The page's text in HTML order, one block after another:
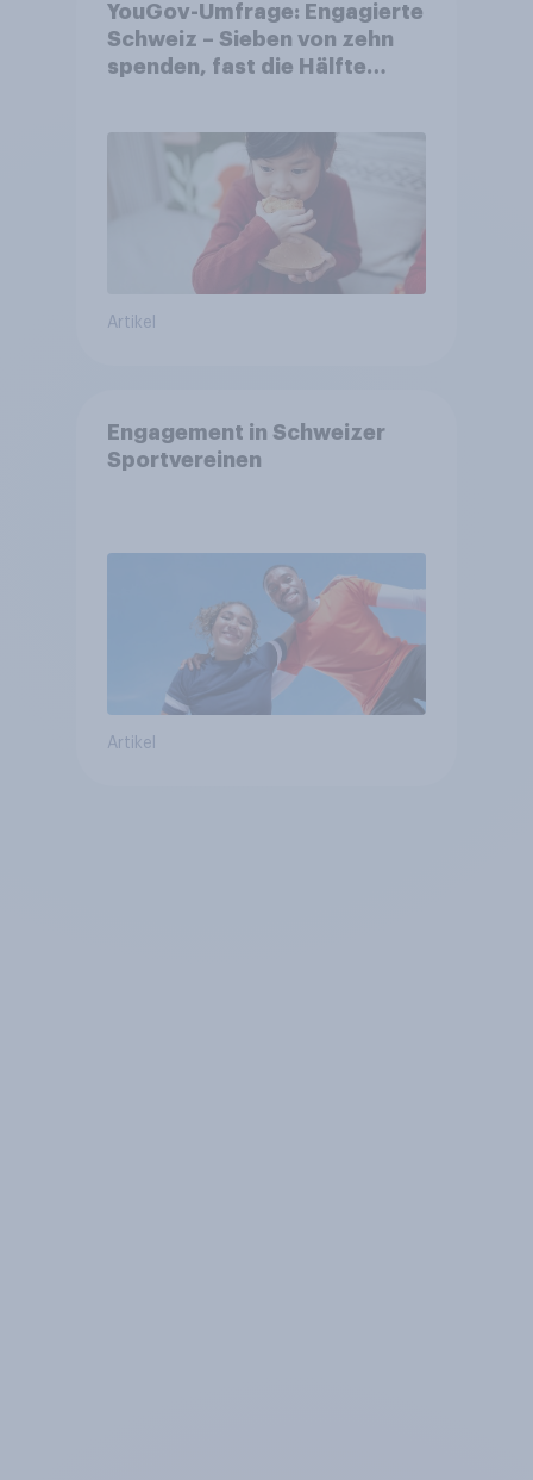
YouGov-Umfrage: Engagierte
Schweiz – Sieben von zehn
spenden, fast die Hälfte
Artikel
Engagement in Schweizer
Sportvereinen
Artikel